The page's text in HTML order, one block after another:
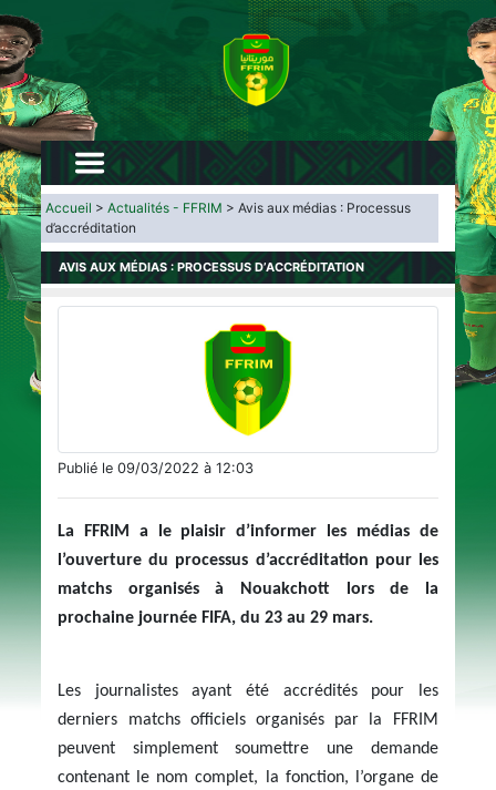
Accueil >Actualités - FFRIM > Avis aux médias : Processus
d’accréditation
AVIS AUX MÉDIAS : PROCESSUS D’ACCRÉDITATION
Publié le 09/03/2022 à 12:03
La FFRIM a le plaisir d’informer les médias de
l’ouverture du processus d’accréditation pour les
matchs organisés à Nouakchott lors de la
prochaine journée FIFA, du 23 au 29 mars.
Les journalistes ayant été accrédités pour les
derniers matchs officiels organisés par la FFRIM
peuvent simplement soumettre une demande
contenant le nom complet, la fonction, l’organe de